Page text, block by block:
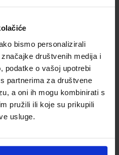
bismo personalizirali
društvenih medija i
podatke o vašoj upotrebi
partnerima za društvene
a oni ih mogu kombinirati s
pružili ili koje su prikupili
usluge.
školske
tip 177